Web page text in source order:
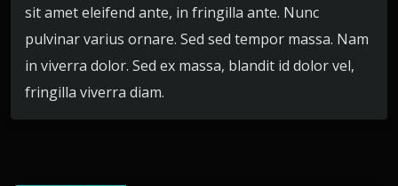
sit amet eleifend ante, in fringilla ante. Nunc
pulvinar varius ornare. Sed sed tempor massa. Nam
in viverra dolor. Sed ex massa, blandit id dolor vel,
fringilla viverra diam.